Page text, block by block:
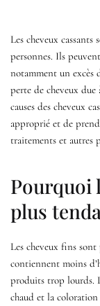
Les cheveux
personnes. Ils
notamment un excès
perte de cheveux due
causes des cheveux
approprié et de
traitements et autres
Pourquoi
plus
Les cheveux fins sont
contiennent moins
produits trop lourds.
chaud et la coloration